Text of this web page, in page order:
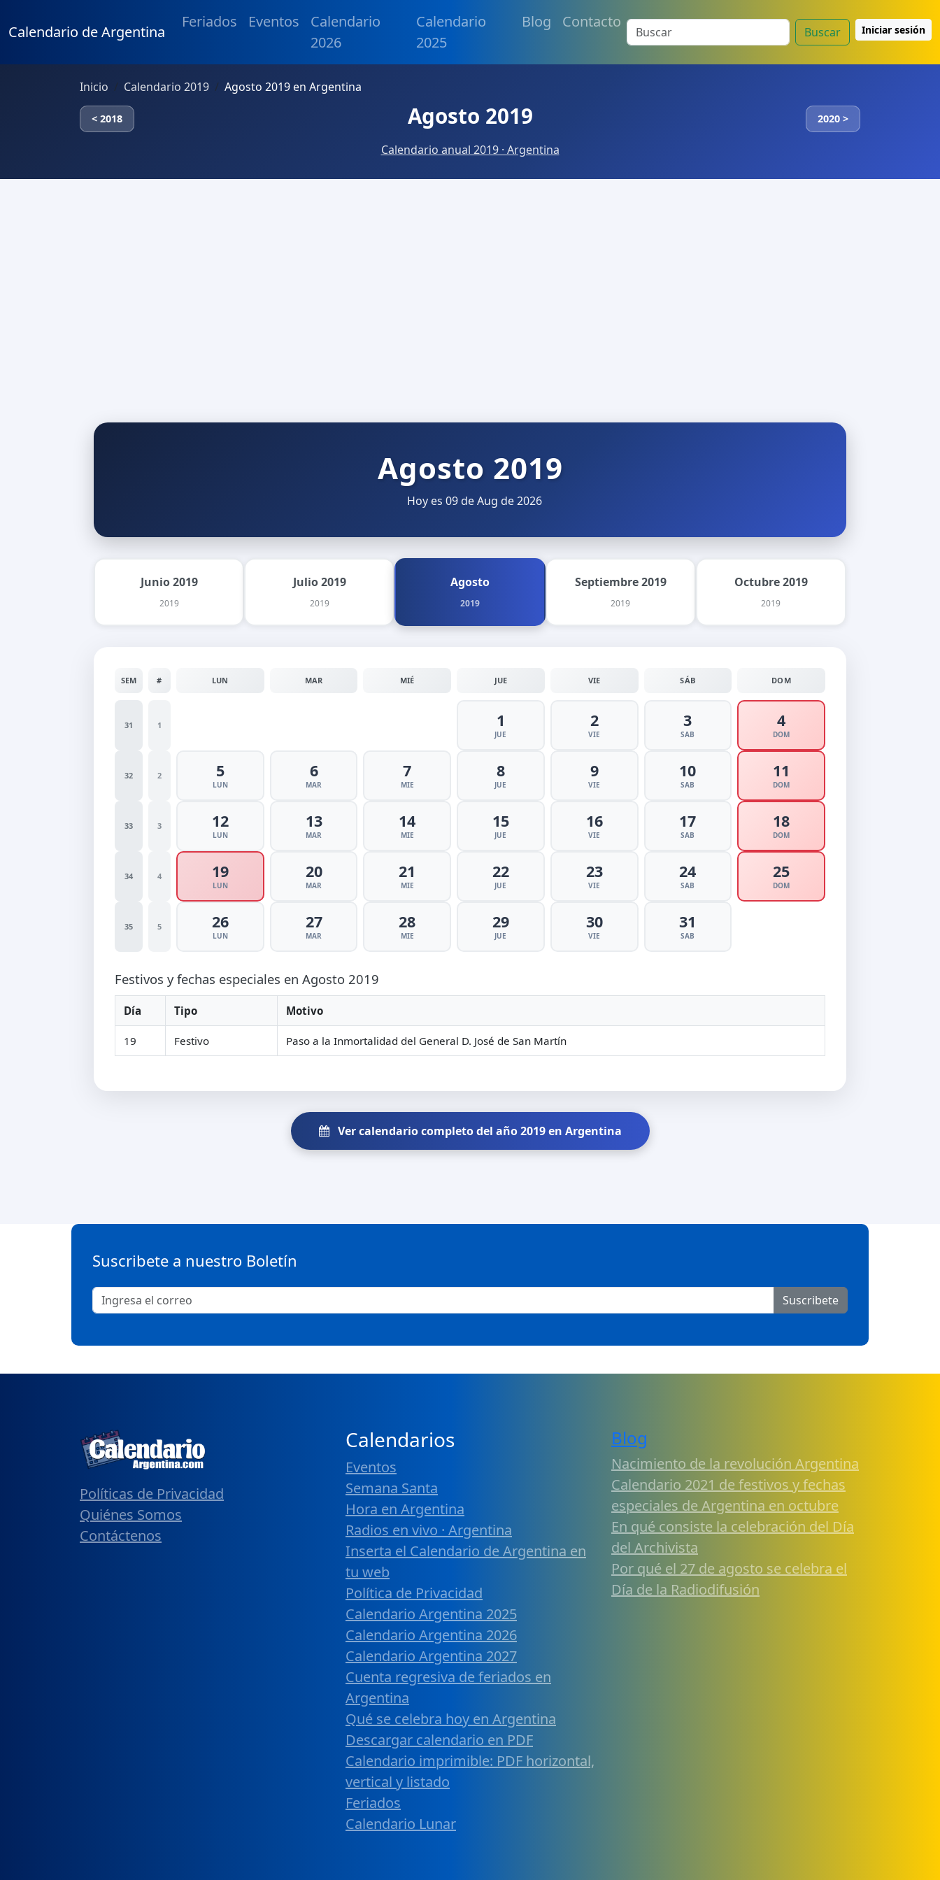
Calendario de Argentina
Feriados Eventos
Calendario
2026
Calendario
2025
Blog Contacto
Buscar Iniciar sesión
Inicio Calendario 2019 Agosto 2019 en Argentina
< 2018 Agosto 2019 2020 >
Calendario anual 2019 · Argentina
Agosto 2019
Hoy es 09 de Aug de 2026
Junio 2019
2019
Julio 2019
2019
Agosto
2019
Septiembre 2019
2019
Octubre 2019
2019
SEM # LUN MAR MIÉ JUE VIE SÁB DOM
31 1 1
JUE
2
VIE
3
SAB
4
DOM
32 2 5
LUN
6
MAR
7
MIE
8
JUE
9
VIE
10
SAB
11
DOM
33 3 12
LUN
13
MAR
14
MIE
15
JUE
16
VIE
17
SAB
18
DOM
34 4 19
LUN
20
MAR
21
MIE
22
JUE
23
VIE
24
SAB
25
DOM
35 5 26
LUN
27
MAR
28
MIE
29
JUE
30
VIE
31
SAB
Festivos y fechas especiales en Agosto 2019
Día Tipo Motivo
19 Festivo Paso a la Inmortalidad del General D. José de San Martín
Ver calendario completo del año 2019 en Argentina
Suscribete a nuestro Boletín
Suscribete
Políticas de Privacidad
Quiénes Somos
Contáctenos
Calendarios
Eventos
Semana Santa
Hora en Argentina
Radios en vivo · Argentina
Inserta el Calendario de Argentina en
tu web
Política de Privacidad
Calendario Argentina 2025
Calendario Argentina 2026
Calendario Argentina 2027
Cuenta regresiva de feriados en
Argentina
Qué se celebra hoy en Argentina
Descargar calendario en PDF
Calendario imprimible: PDF horizontal,
vertical y listado
Feriados
Calendario Lunar
Blog
Nacimiento de la revolución Argentina
Calendario 2021 de festivos y fechas
especiales de Argentina en octubre
En qué consiste la celebración del Día
del Archivista
Por qué el 27 de agosto se celebra el
Día de la Radiodifusión